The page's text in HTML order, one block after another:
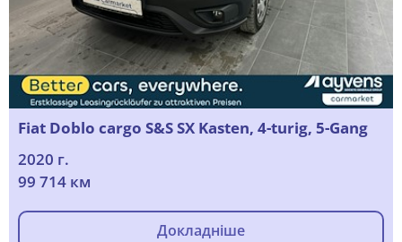
Fiat Doblo cargo S&S SX Kasten, 4-turig, 5-Gang
2020 г.
99 714 км
Докладніше